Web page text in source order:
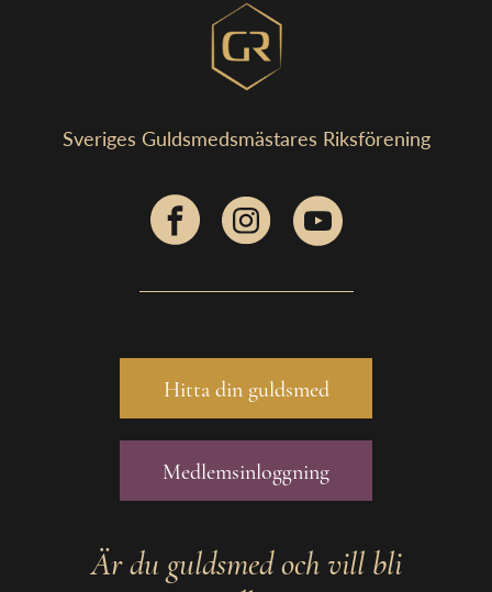
Sveriges Guldsmedsmästares Riksförening
Hitta din guldsmed
Medlemsinloggning
Är du guldsmed och vill bli